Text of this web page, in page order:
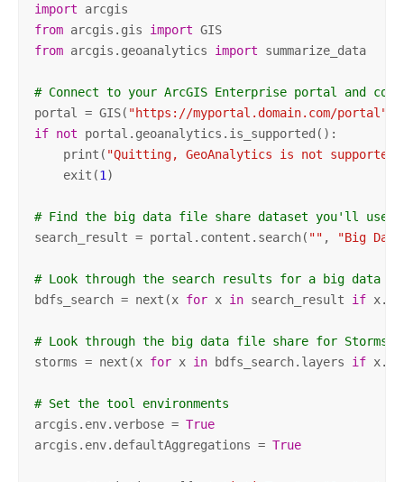
import
from arcgis.gis import
GIS
from arcgis.geoanalytics import summarize_data
# Connect to your ArcGIS Enterprise portal and
portal = GIS( "https://myportal.domain.com/portal"
if not portal.geoanalytics.is_supported():
    print(
"Quitting, GeoAnalytics is not supported"
    exit(
1 )
# Find the big data file share dataset you'll use
search_result = portal.content.search( "" , "Big
# Look through the search results for a big data
bdfs_search = next(x for x in search_result if
# Look through the big data file share for Storms
storms = next(x for x in bdfs_search.layers if
# Set the tool environments
arcgis.env.verbose = True
arcgis.env.defaultAggregations = True